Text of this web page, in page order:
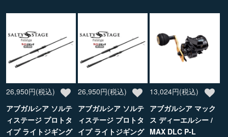
26,950円(税込)
アブガルシア ソルテ
ィステージ プロトタ
イプ ライトジギング
26,950円(税込)
アブガルシア ソルテ
ィステージ プロトタ
イプ ライトジギング
13,024円(税込)
アブガルシア マック
ス ディーエルシー /
MAX DLC P-L